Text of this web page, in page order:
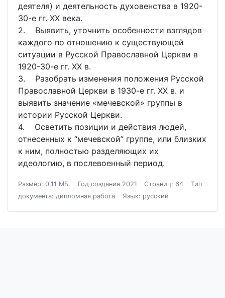
деятеля) и деятельность духовенства в 1920-
30-е гг. XX века.
2. Выявить, уточнить особенности взглядов
каждого по отношению к существующей
ситуации в Русской Православной Церкви в
1920-30-е гг. XX в.
3. Разобрать изменения положения Русской
Православной Церкви в 1930-е гг. XX в. и
выявить значение «мечевской» группы в
истории Русской Церкви.
4. Осветить позиции и действия людей,
отнесенных к “мечевской” группе, или близких
к ним, полностью разделяющих их
идеологию, в послевоенный период.
Размер: 0.11 МБ. Год создания 2021 Страниц: 64
Тип
документа: дипломная работа
Язык: русский